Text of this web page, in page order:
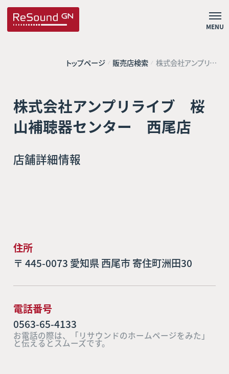
MENU
トップページ 販売店検索 株式会社アンプリラ
イブ 桜山補聴器
株式会社アンプリライブ 桜
山補聴器センター 西尾店
店舗詳細情報
住所
〒 445-0073 愛知県 西尾市 寄住町洲田30
電話番号
0563-65-4133
お電話の際は、「リサウンドのホームページをみた」
と伝えるとスムーズです。